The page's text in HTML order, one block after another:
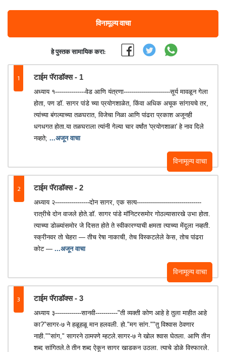
विनामूल्य वाचा
हे पुस्तक सामायिक करा:
1 टाईम पॅराडॉक्स - 1
विनामूल्य वाचा
अध्याय १---------------वेड आणि यंत्रणा-----------------------सूर्य मावळून गेला
होता, पण डॉ. सागर पांडे च्या प्रयोगशाळेत, किंवा अधिक अचूक सांगायचे तर,
त्यांच्या बंगल्याच्या तळघरात, विजेचा निळा आणि पांढरा प्रकाश अजूनही
धगधगत होता.या तळघराला त्यांनी गेल्या चार वर्षांत 'प्रयोगशाळा' हे नाव दिले
नव्हते; ...अजून वाचा
2 टाईम पॅराडॉक्स - 2
विनामूल्य वाचा
अध्याय २-----------------दोन सागर, एक सत्य--------------------------------
रात्रीचे दोन वाजले होते.डॉ. सागर पांडे मॉनिटरसमोर गोठल्यासारखे उभा होता.
त्याच्या डोळ्यांसमोर जे दिसत होते ते स्वीकारण्याची क्षमता त्याच्या मेंदूला नव्हती.
स्क्रीनवर तो चेहरा — तीच रेषा नाकाची, तेच विस्कटलेले केस, तोच पांढरा
कोट — ...अजून वाचा
3 टाईम पॅराडॉक्स - 3
अध्याय ३-------------सानवी-----------"ती व्यक्ती कोण आहे हे तुला माहीत आहे
का?"सागर-७ ने हळूहळू मान हलवली. हो."मग सांग.""तु विश्वास ठेवणार
नाही.""सांग," सागरने ठामपणे म्हटले.सागर-७ ने खोल श्वास घेतला. आणि तीन
शब्द सांगितले.ते तीन शब्द ऐकून सागर खाडकन उठला. त्याचे डोळे विस्फारले.